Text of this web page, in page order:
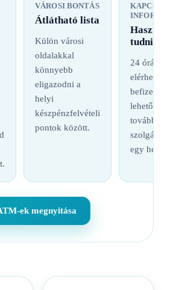
VÁROSI BONTÁS
Átlátható lista
Külön városi
oldalakkal
könnyebb
eligazodni a
helyi
készpénzfelvételi
pontok között.
Hasznos
24 órás
befizetési
lehetőség
további
egy
ek megnyitása